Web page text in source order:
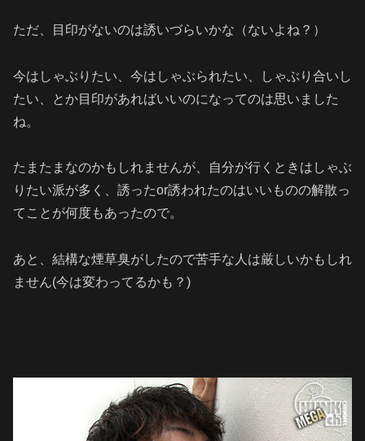
ただ、目印がないのは誘いづらいかな（ないよね？）
今はしゃぶりたい、今はしゃぶられたい、しゃぶり合いし
たい、とか目印があればいいのになってのは思いました
ね。
たまたまなのかもしれませんが、自分が行くときはしゃぶ
りたい派が多く、誘ったor誘われたのはいいものの解散っ
てことが何度もあったので。
あと、結構な煙草臭がしたので苦手な人は厳しいかもしれ
ません(今は変わってるかも？)